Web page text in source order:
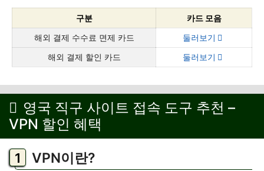
구분
카드 모음
해외 결제 수수료 면제 카드
둘러보기
해외 결제 할인 카드
둘러보기
영국 직구 사이트 접속 도구 추천 –
VPN 할인 혜택
VPN이란?